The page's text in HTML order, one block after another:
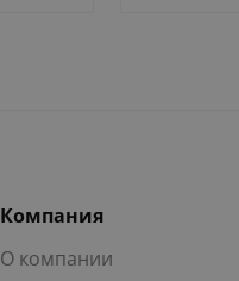
Компания
О компании